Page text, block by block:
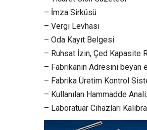
– İmza Sirküsü
– Vergi Levhası
– Oda Kayıt Belgesi
– Ruhsat İzin, Çed Kapasite
– Fabrikanın Adresini
– Fabrika Üretim Kontrol
– Kullanılan Hammadde
– Laboratuar Cihazları